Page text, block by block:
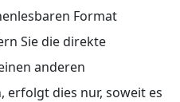
Format
Sie die direkte
anderen
dies nur, soweit es